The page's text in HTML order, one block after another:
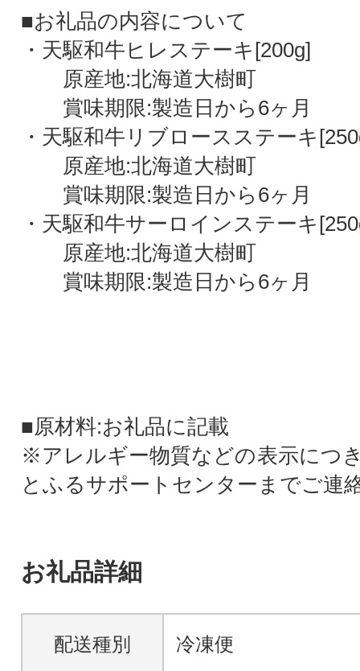
■お礼品の内容について
・天駆和牛ヒレステーキ[200g]
原産地:北海道大樹町
賞味期限:製造日から6ヶ月
・天駆和牛リブロースステーキ
原産地:北海道大樹町
賞味期限:製造日から6ヶ月
・天駆和牛サーロインステーキ
原産地:北海道大樹町
賞味期限:製造日から6ヶ月
■原材料:お礼品に記載
※アレルギー物質などの表示につ
とふるサポートセンターまでご連
お礼品詳細
配送種別 冷凍便